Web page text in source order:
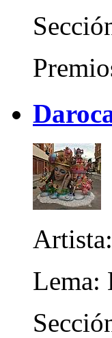
Artista:
Lema: